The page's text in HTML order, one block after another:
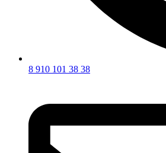
8 910 101 38 38